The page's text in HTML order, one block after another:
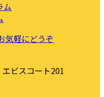
ム
気軽にどうぞ
ビスコート201